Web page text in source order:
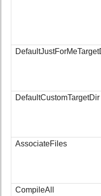
DefaultCustomTargetDir
AssociateFiles
CompileAll